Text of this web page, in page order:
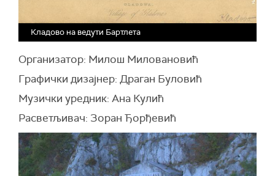
Кладово на ведути Бартлета
Организатор: Милош Миловановић
Графички дизајнер: Драган Буловић
Музички уредник: Ана Кулић
Расветљивач: Зоран Ђорђевић